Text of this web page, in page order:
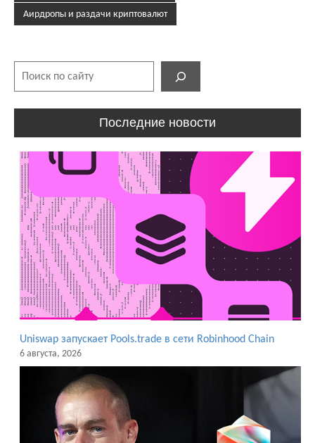
Аирдропы и раздачи криптовалют
Последние новости
Uniswap запускает Pools.trade в сети Robinhood Chain
6 августа, 2026